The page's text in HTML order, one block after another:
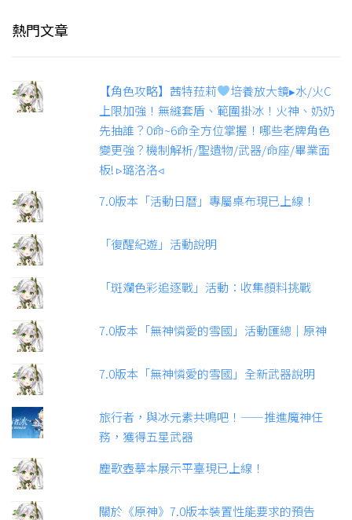
熱門文章
【角色攻略】茜特菈莉
培養放大鏡▸水/火C
上限加強！無縫套盾、範圍掛冰！火神、奶奶
先抽誰？0命~6命全方位掌握！哪些老牌角色
變更強？機制解析/聖遺物/武器/命座/畢業面
板! ▹璐洛洛◃
7.0版本「活動日曆」專屬桌布現已上線！
「復醒紀遊」活動說明
「斑斕色彩追逐戰」活動：收集顏料挑戰
7.0版本「無神憐愛的雪國」活動匯總｜原神
7.0版本「無神憐愛的雪國」全新武器說明
旅行者，與冰元素共鳴吧！——推進魔神任
務，獲得五星武器
塵歌壺摹本展示平臺現已上線！
關於《原神》7.0版本裝置性能要求的預告